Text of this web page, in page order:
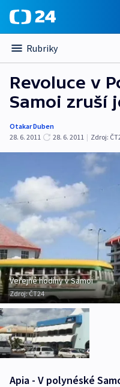
Rubriky
Revoluce v
Samoi zruší
Otakar Duben
28. 6. 2011
28. 6. 2011 | Zdroj:
Veřejné hodiny v Samoi
Zdroj:ČT24
Apia - V polynéské